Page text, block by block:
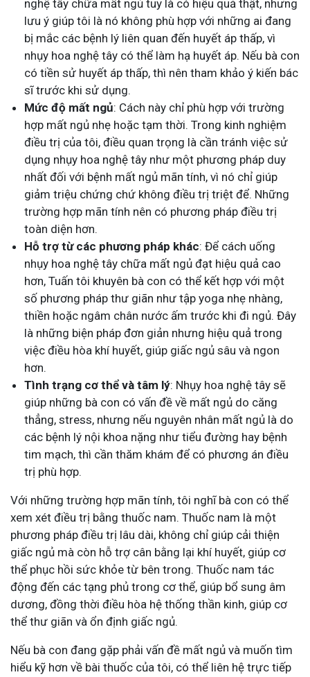
nghệ tây chữa mất ngủ tuy là có hiệu quả thật, nhưng
lưu ý giúp tôi là nó không phù hợp với những ai đang
bị mắc các bệnh lý liên quan đến huyết áp thấp, vì
nhụy hoa nghệ tây có thể làm hạ huyết áp. Nếu bà con
có tiền sử huyết áp thấp, thì nên tham khảo ý kiến bác
sĩ trước khi sử dụng.
Mức độ mất ngủ: Cách này chỉ phù hợp với trường
hợp mất ngủ nhẹ hoặc tạm thời. Trong kinh nghiệm
điều trị của tôi, điều quan trọng là cần tránh việc sử
dụng nhụy hoa nghệ tây như một phương pháp duy
nhất đối với bệnh mất ngủ mãn tính, vì nó chỉ giúp
giảm triệu chứng chứ không điều trị triệt để. Những
trường hợp mãn tính nên có phương pháp điều trị
toàn diện hơn.
Hỗ trợ từ các phương pháp khác: Để cách uống
nhụy hoa nghệ tây chữa mất ngủ đạt hiệu quả cao
hơn, Tuấn tôi khuyên bà con có thể kết hợp với một
số phương pháp thư giãn như tập yoga nhẹ nhàng,
thiền hoặc ngâm chân nước ấm trước khi đi ngủ. Đây
là những biện pháp đơn giản nhưng hiệu quả trong
việc điều hòa khí huyết, giúp giấc ngủ sâu và ngon
hơn.
Tình trạng cơ thể và tâm lý: Nhụy hoa nghệ tây sẽ
giúp những bà con có vấn đề về mất ngủ do căng
thẳng, stress, nhưng nếu nguyên nhân mất ngủ là do
các bệnh lý nội khoa nặng như tiểu đường hay bệnh
tim mạch, thì cần thăm khám để có phương án điều
trị phù hợp.
Với những trường hợp mãn tính, tôi nghĩ bà con có thể
xem xét điều trị bằng thuốc nam. Thuốc nam là một
phương pháp điều trị lâu dài, không chỉ giúp cải thiện
giấc ngủ mà còn hỗ trợ cân bằng lại khí huyết, giúp cơ
thể phục hồi sức khỏe từ bên trong. Thuốc nam tác
động đến các tạng phủ trong cơ thể, giúp bổ sung âm
dương, đồng thời điều hòa hệ thống thần kinh, giúp cơ
thể thư giãn và ổn định giấc ngủ.
Nếu bà con đang gặp phải vấn đề mất ngủ và muốn tìm
hiểu kỹ hơn về bài thuốc của tôi, có thể liên hệ trực tiếp